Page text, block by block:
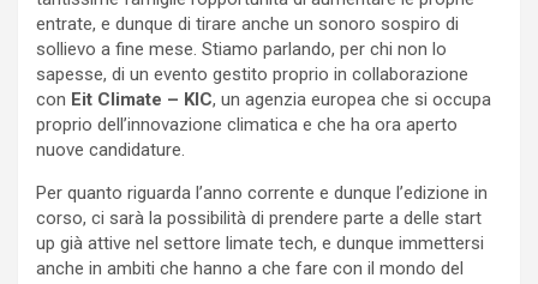
entrate, e dunque di tirare anche un sonoro sospiro di
sollievo a fine mese. Stiamo parlando, per chi non lo
sapesse, di un evento gestito proprio in collaborazione
con Eit Climate – KIC, un agenzia europea che si occupa
proprio dell’innovazione climatica e che ha ora aperto
nuove candidature.
Per quanto riguarda l’anno corrente e dunque l’edizione in
corso, ci sarà la possibilità di prendere parte a delle start
up già attive nel settore limate tech, e dunque immettersi
anche in ambiti che hanno a che fare con il mondo del